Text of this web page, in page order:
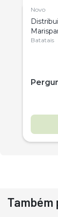
Novo
Citrus
Batatais
Destaque